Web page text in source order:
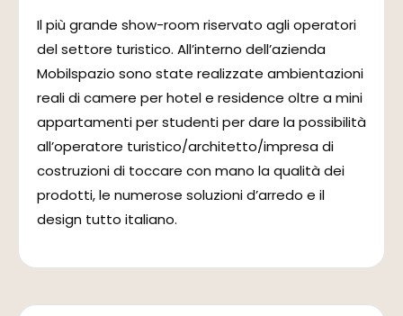
Il più grande show-room riservato agli operatori
del settore turistico. All’interno dell’azienda
Mobilspazio sono state realizzate ambientazioni
reali di camere per hotel e residence oltre a mini
appartamenti per studenti per dare la possibilità
all’operatore turistico/architetto/impresa di
costruzioni di toccare con mano la qualità dei
prodotti, le numerose soluzioni d’arredo e il
design tutto italiano.